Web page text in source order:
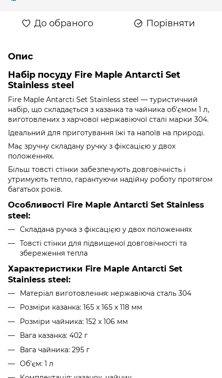
До обраного Порівняти
Опис
Набір посуду Fire Maple Antarcti Set
Stainless steel
Fire Maple Antarcti Set Stainless steel — туристичний
набір, що складається з казанка та чайника об'ємом 1 л,
виготовлених з харчової нержавіючої сталі марки 304.
Ідеальний для приготування їжі та напоїв на природі.
Має зручну складану ручку з фіксацією у двох
положеннях.
Більш товсті стінки забезпечують довговічність і
утримують тепло, гарантуючи надійну роботу протягом
багатьох років.
Особливості Fire Maple Antarcti Set Stainless
steel:
Складана ручка з фіксацією у двох положеннях
Товсті стінки для підвищеної довговічності та
збереження тепла
Характеристики Fire Maple Antarcti Set
Stainless steel:
Матеріал виготовлення: нержавіюча сталь 304
Розміри казанка: 165 x 165 x 118 мм
Розміри чайника: 152 x 106 мм
Вага казанка: 402 г
Вага чайника: 295 г
Об'єм: 1 л